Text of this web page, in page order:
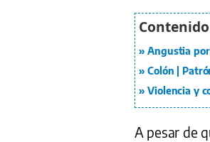
Angustia
Colón |
Violencia y
A pesar de